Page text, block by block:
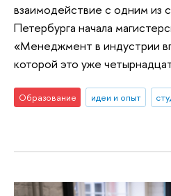
взаимодействие с одним из
Петербурга начала
«Менеджмент в индустрии
которой это уже
Образование идеи и опыт